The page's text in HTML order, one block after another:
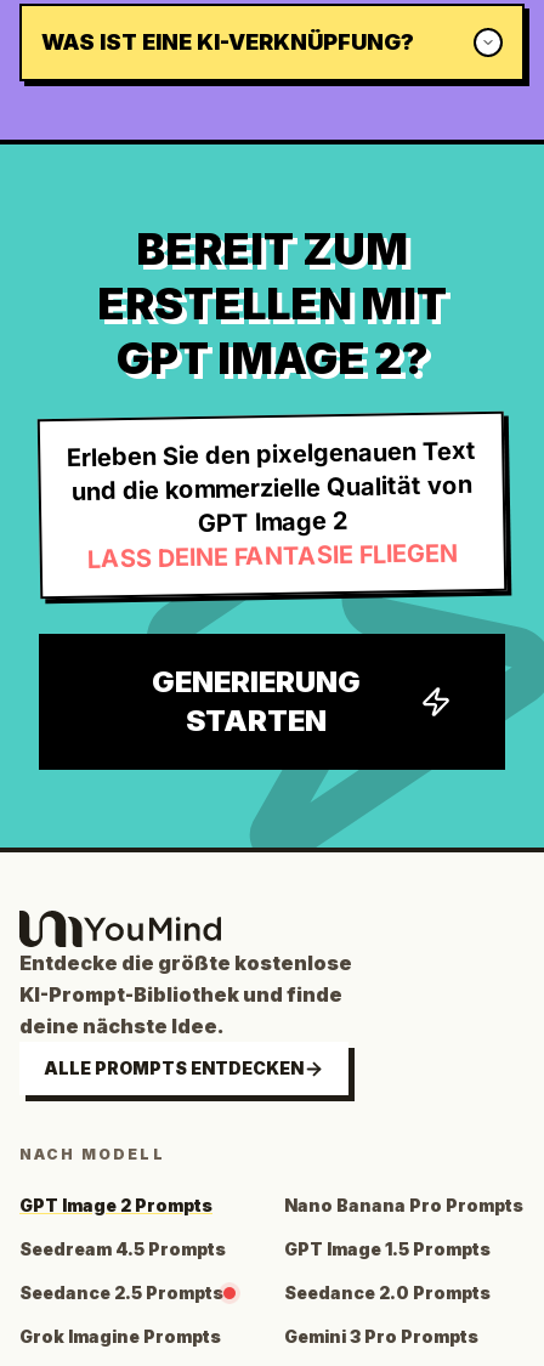
WAS IST EINE KI-VERKNÜPFUNG?
BEREIT ZUM
ERSTELLEN MIT
GPT IMAGE 2?
Erleben Sie den pixelgenauen Text
und die kommerzielle Qualität von
GPT Image 2
LASS DEINE FANTASIE FLIEGEN
GENERIERUNG
STARTEN
Entdecke die größte kostenlose
KI-Prompt-Bibliothek und finde
deine nächste Idee.
ALLE PROMPTS ENTDECKEN
NACH MODELL
GPT Image 2 Prompts Nano Banana Pro Prompts
Seedream 4.5 Prompts GPT Image 1.5 Prompts
Seedance 2.5 Prompts Seedance 2.0 Prompts
Grok Imagine Prompts Gemini 3 Pro Prompts